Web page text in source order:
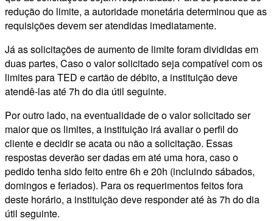
redução do limite, a autoridade monetária determinou que as
requisições devem ser atendidas imediatamente.
Já as solicitações de aumento de limite foram divididas em
duas partes, Caso o valor solicitado seja compatível com os
limites para TED e cartão de débito, a instituição deve
atendê-las até 7h do dia útil seguinte.
Por outro lado, na eventualidade de o valor solicitado ser
maior que os limites, a instituição irá avaliar o perfil do
cliente e decidir se acata ou não a solicitação. Essas
respostas deverão ser dadas em até uma hora, caso o
pedido tenha sido feito entre 6h e 20h (incluindo sábados,
domingos e feriados). Para os requerimentos feitos fora
deste horário, a instituição deve responder até às 7h do dia
útil seguinte.